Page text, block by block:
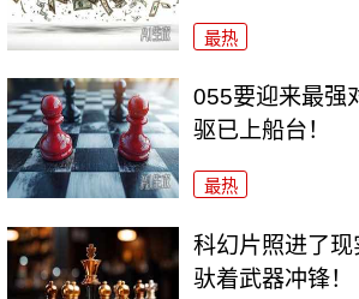
最热
055要迎来最强
驱已上船台！
最热
科幻片照进了
驮着武器冲锋！